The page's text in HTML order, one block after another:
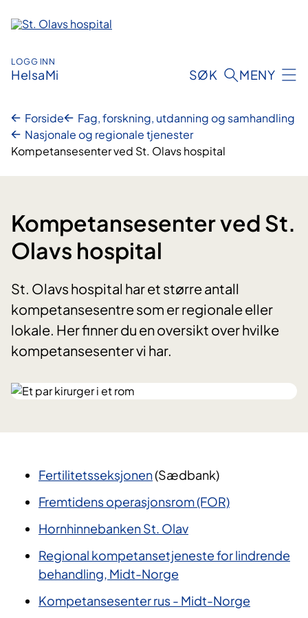
innhold
LOGG INN
HelsaMi SØK MENY
Forside
Fag, forskning, utdanning og samhandling
Nasjonale og regionale tjenester
Kompetansesenter ved St. Olavs hospital
Kompetansesenter ved St.
Olavs hospital
St. Olavs hospital ​har et større antall
kompetansesentre som er regionale eller
lokale. Her finner du en oversikt over hvilke
kompetansesenter vi har.
Fertilitetsseksjonen(Sædbank)
Fremtidens operasjonsrom (FOR)
Hornhinnebanken St. Olav
Regional kompetansetjeneste for lindrende
behandling, Midt-Norge
Kompetansesenter rus - Midt-Norge